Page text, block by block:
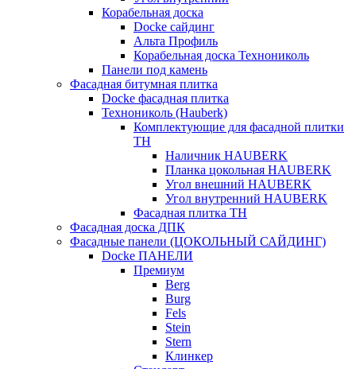
Корабельная доска
Docke сайдинг
Альта Профиль
Корабельная доска Технониколь
Панели под камень
Фасадная битумная плитка
Docke фасадная плитка
Технониколь (Hauberk)
Комплектующие для фасадной плитки
ТН
Наличник HAUBERK
Планка цокольная HAUBERK
Угол внешний HAUBERK
Угол внутренний HAUBERK
Фасадная плитка ТН
Фасадная доска ДПК
Фасадные панели (ЦОКОЛЬНЫЙ САЙДИНГ)
Docke ПАНЕЛИ
Премиум
Berg
Burg
Fels
Stein
Stern
Клинкер